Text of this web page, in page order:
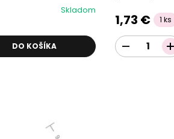
Skladom
DO KOŠÍKA
1,73 € 1 ks